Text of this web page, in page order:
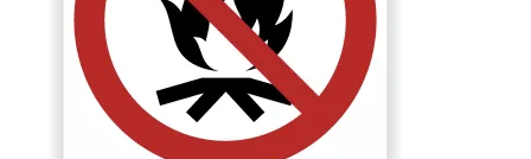
olika
alternativen
kan
väljas